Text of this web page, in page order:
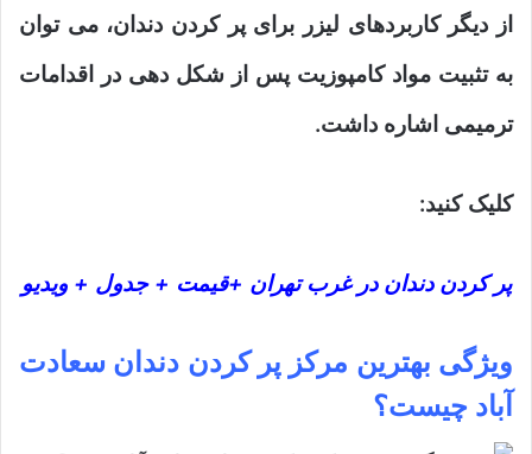
از دیگر کاربردهای لیزر برای پر کردن دندان، می توان
به تثبیت مواد کامپوزیت پس از شکل دهی در اقدامات
ترمیمی اشاره داشت.
کلیک کنید:
پر کردن دندان در غرب تهران +قیمت + جدول + ویدیو
ویژگی بهترین مرکز پر کردن دندان سعادت
آباد چیست؟